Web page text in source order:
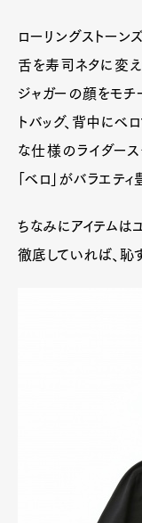
ローリングストーン
舌を寿司ネタに変え
ジャガーの顔をモチ
トバッグ、背中にベ
な仕様のライダー
「ベロ」がバラエテ
ちなみにアイテムは
徹底していれば、恥